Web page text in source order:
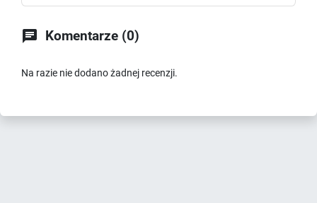
 Komentarze (0)
Na razie nie dodano żadnej recenzji.